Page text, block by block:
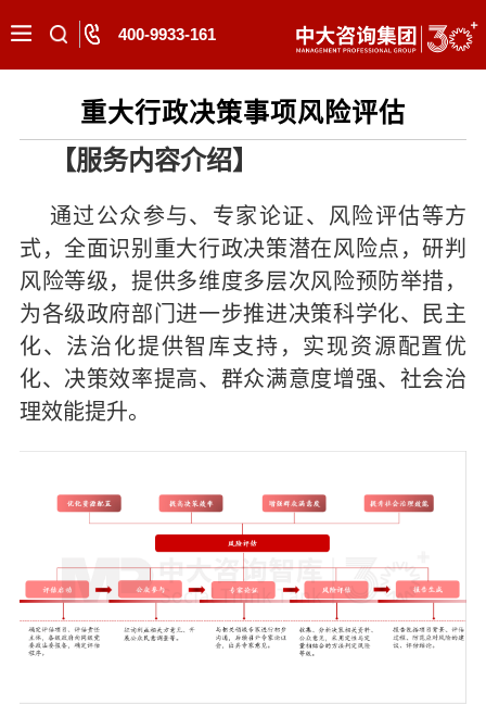
400-9933-161
重大行政决策事项风险评估
【服务内容介绍】
通过公众参与、专家论证、风险评估等方
式，全面识别重大行政决策潜在风险点，研判
风险等级，提供多维度多层次风险预防举措，
为各级政府部门进一步推进决策科学化、民主
化、法治化提供智库支持，实现资源配置优
化、决策效率提高、群众满意度增强、社会治
理效能提升。